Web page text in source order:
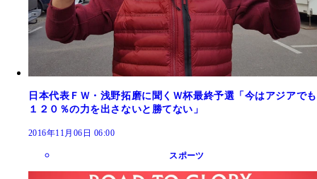
日本代表ＦＷ・浅野拓磨に聞くＷ杯最終予選「今はアジアでも
１２０％の力を出さないと勝てない」
2016年11月06日 06:00
スポーツ